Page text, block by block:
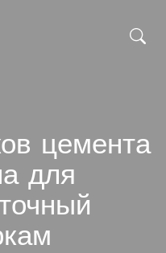
цемента
для